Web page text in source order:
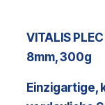
VITALIS PLEC
8mm, 300g
Einzigartige,